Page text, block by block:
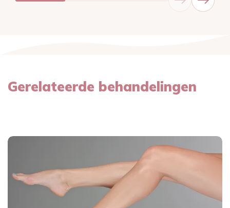
Gerelateerde behandelingen